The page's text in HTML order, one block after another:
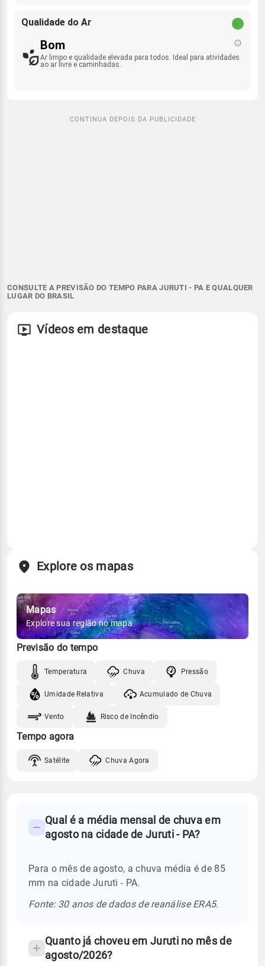
Qualidade do Ar
Bom
Ar limpo e qualidade elevada para todos. Ideal para atividades
ao ar livre e caminhadas.
CONSULTE A PREVISÃO DO TEMPO PARA JURUTI - PA E QUALQUER
LUGAR DO BRASIL
Vídeos em destaque
Explore os mapas
Mapas
Explore sua região no mapa
Previsão do tempo
Temperatura Chuva Pressão
Umidade Relativa Acumulado de Chuva
Vento Risco de Incêndio
Tempo agora
Satélite Chuva Agora
Perguntas
sobre
chuva
Qual é a média mensal de chuva em
agosto na cidade de Juruti - PA?
Para o mês de agosto, a chuva média é de 85
mm na cidade Juruti - PA.
Fonte: 30 anos de dados de reanálise ERA5.
Quanto já choveu em Juruti no mês de
agosto/2026?